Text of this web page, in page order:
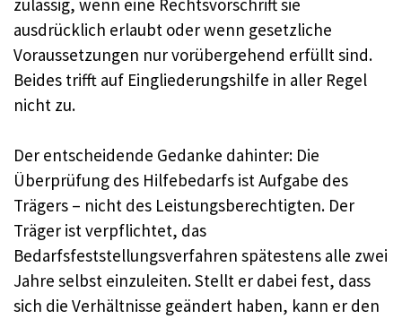
ausdrücklich erlaubt oder wenn gesetzliche
Voraussetzungen nur vorübergehend erfüllt sind.
Beides trifft auf Eingliederungshilfe in aller Regel
nicht zu.
Der entscheidende Gedanke dahinter: Die
Überprüfung des Hilfebedarfs ist Aufgabe des
Trägers – nicht des Leistungsberechtigten. Der
Träger ist verpflichtet, das
Bedarfsfeststellungsverfahren spätestens alle zwei
Jahre selbst einzuleiten. Stellt er dabei fest, dass
sich die Verhältnisse geändert haben, kann er den